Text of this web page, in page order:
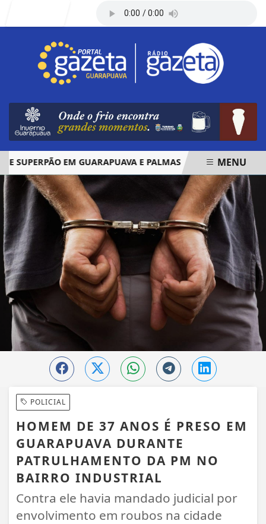
EM GUARAPUAVA E PALMAS ÓBITOS
EM ALTA
MENU
POLICIAL
HOMEM DE 37 ANOS É PRESO EM
GUARAPUAVA DURANTE
PATRULHAMENTO DA PM NO
BAIRRO INDUSTRIAL
Contra ele havia mandado judicial por
envolvimento em roubos na cidade